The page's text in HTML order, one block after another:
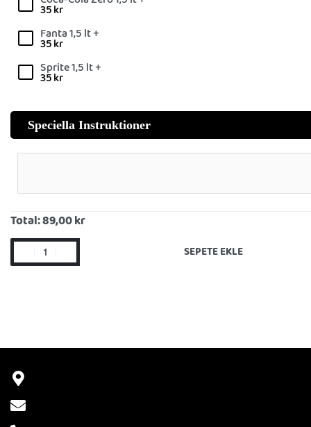
35kr
Fanta 1,5 lt +
35kr
Sprite 1,5 lt +
35kr
Speciella Instruktioner
Total:89,00 kr
SEPETE EKLE